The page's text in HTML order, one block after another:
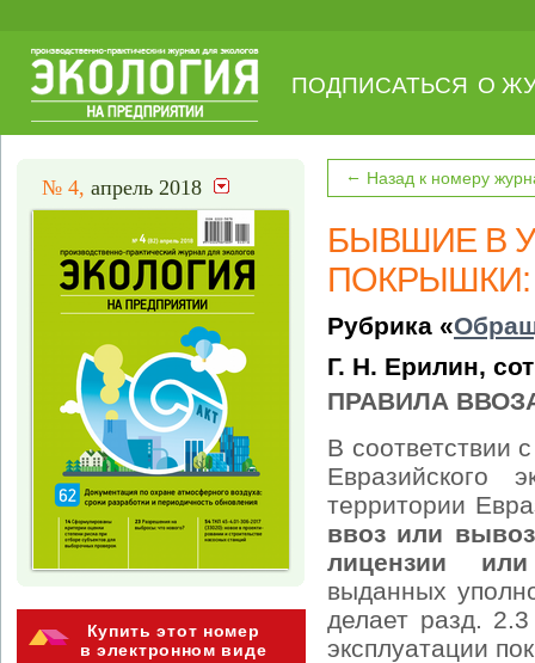
ПОДПИСАТЬСЯ О
№ 4, апрель 2018
Купить этот номер
в электронном виде
← Назад к номеру
БЫВШИЕ В
ПОКРЫШКИ:
Рубрика «
Г. Н. Ерилин,
ПРАВИЛА
В соответствии
Евразийского
территории
ввоз или
лицензии или
выданных
делает разд.
эксплуатации